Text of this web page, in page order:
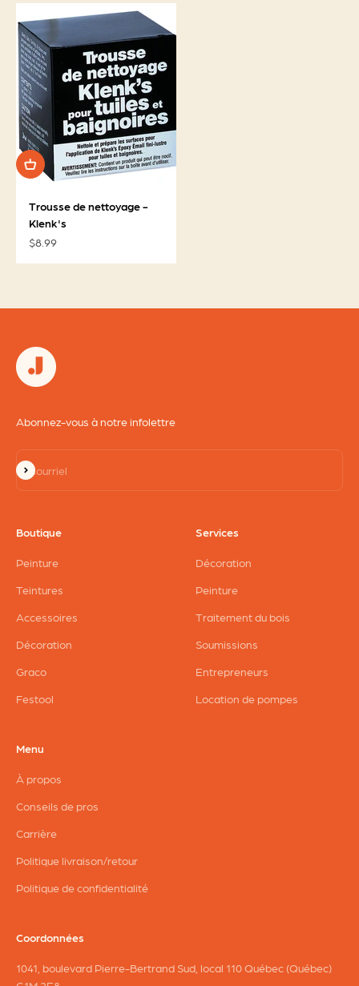
Trousse de nettoyage -
Klenk's
Prix de vente
$8.99
Abonnez-vous à notre infolettre
Courriel
S'inscrire
Boutique
Peinture
Teintures
Accessoires
Décoration
Graco
Festool
Services
Décoration
Peinture
Traitement du bois
Soumissions
Entrepreneurs
Location de pompes
Menu
À propos
Conseils de pros
Carrière
Politique livraison/retour
Politique de confidentialité
Coordonnées
1041, boulevard Pierre-Bertrand Sud, local 110 Québec (Québec)